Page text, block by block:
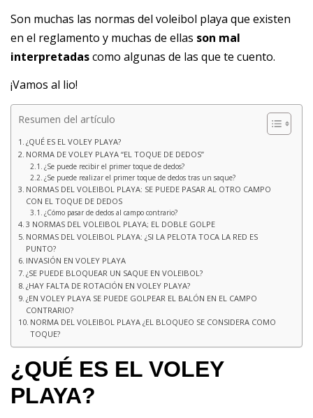
Son muchas las normas del voleibol playa que existen
en el reglamento y muchas de ellas son mal
interpretadascomo algunas de las que te cuento.
¡Vamos al lio!
Resumen del artículo
¿QUÉ ES EL VOLEY PLAYA?
NORMA DE VOLEY PLAYA “EL TOQUE DE DEDOS”
¿Se puede recibir el primer toque de dedos?
¿Se puede realizar el primer toque de dedos tras un saque?
NORMAS DEL VOLEIBOL PLAYA: SE PUEDE PASAR AL OTRO CAMPO
CON EL TOQUE DE DEDOS
¿Cómo pasar de dedos al campo contrario?
3 NORMAS DEL VOLEIBOL PLAYA; EL DOBLE GOLPE
NORMAS DEL VOLEIBOL PLAYA: ¿SI LA PELOTA TOCA LA RED ES
PUNTO?
INVASIÓN EN VOLEY PLAYA
¿SE PUEDE BLOQUEAR UN SAQUE EN VOLEIBOL?
¿HAY FALTA DE ROTACIÓN EN VOLEY PLAYA?
¿EN VOLEY PLAYA SE PUEDE GOLPEAR EL BALÓN EN EL CAMPO
CONTRARIO?
NORMA DEL VOLEIBOL PLAYA ¿EL BLOQUEO SE CONSIDERA COMO
TOQUE?
¿QUÉ ES EL VOLEY
PLAYA?